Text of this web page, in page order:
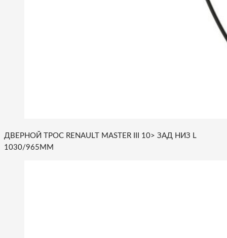
ДВЕРНОЙ ТРОС RENAULT MASTER III 10> ЗАД НИЗ L
1030/965MM